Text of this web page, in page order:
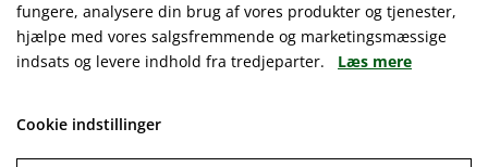
Indvendig mål:
14.8 x 15.81” (14“ x 16”, ~ 376mm x 402mm)
Aktuel broderiareal:
Afhængig af maskintype
fungere, analysere din brug af vores produkter og tjenester,
hjælpe med vores salgsfremmende og marketingsmæssige
indsats og levere indhold fra tredjeparter. Læs mere
Cookie indstillinger